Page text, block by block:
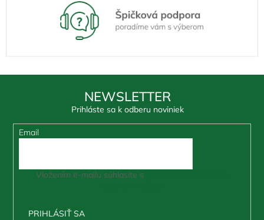
NEWSLETTER
Prihláste sa k odberu noviniek
Email
Vložením e-mailu súhlasíte s
PRIHLÁSIŤ SA